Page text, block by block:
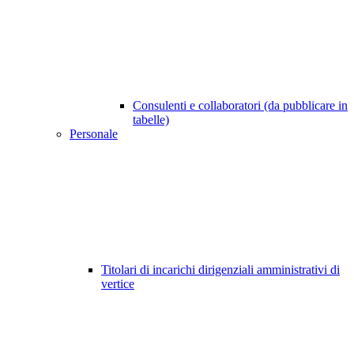
Consulenti e collaboratori (da pubblicare in
tabelle)
Personale
Titolari di incarichi dirigenziali amministrativi di
vertice